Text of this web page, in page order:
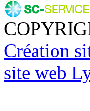
Création
site web